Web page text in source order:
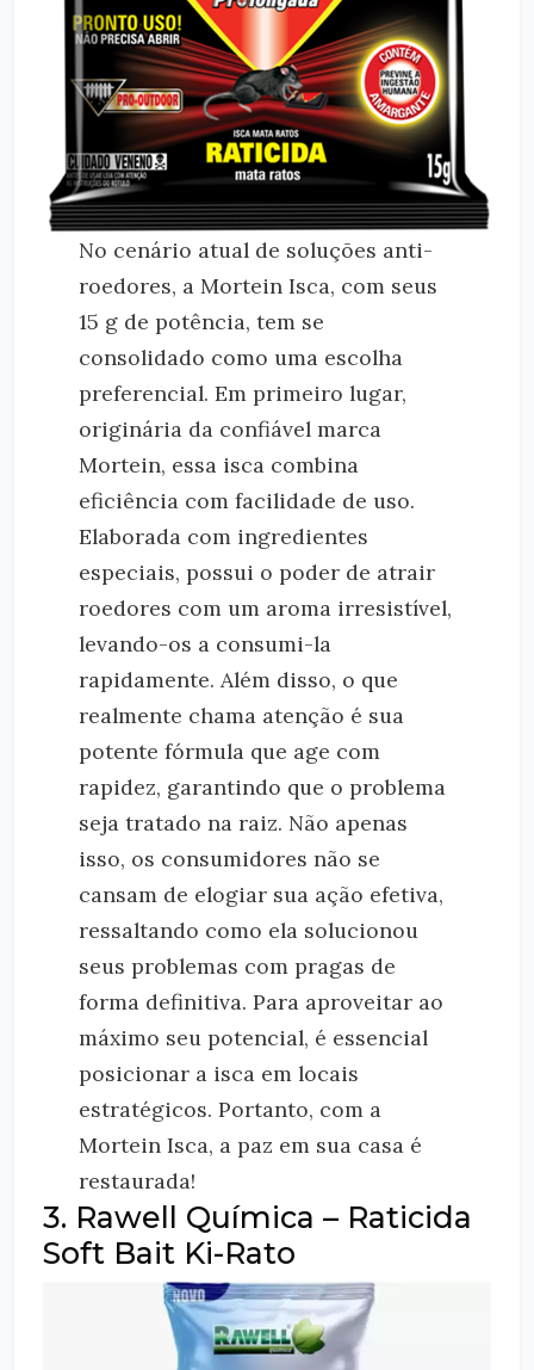
No cenário atual de soluções anti-
roedores, a Mortein Isca, com seus
15 g de potência, tem se
consolidado como uma escolha
preferencial. Em primeiro lugar,
originária da confiável marca
Mortein, essa isca combina
eficiência com facilidade de uso.
Elaborada com ingredientes
especiais, possui o poder de atrair
roedores com um aroma irresistível,
levando-os a consumi-la
rapidamente. Além disso, o que
realmente chama atenção é sua
potente fórmula que age com
rapidez, garantindo que o problema
seja tratado na raiz. Não apenas
isso, os consumidores não se
cansam de elogiar sua ação efetiva,
ressaltando como ela solucionou
seus problemas com pragas de
forma definitiva. Para aproveitar ao
máximo seu potencial, é essencial
posicionar a isca em locais
estratégicos. Portanto, com a
Mortein Isca, a paz em sua casa é
restaurada!
3. Rawell Química – Raticida
Soft Bait Ki-Rato